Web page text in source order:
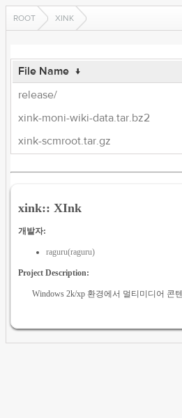
ROOT XINK
File Name ↓
release/
xink-moni-wiki-data.tar.bz2
xink-scmroot.tar.gz
xink:: XInk
개발자:
raguru(raguru)
Project Description:
Windows 2k/xp 환경에서 멀티미디어 콘